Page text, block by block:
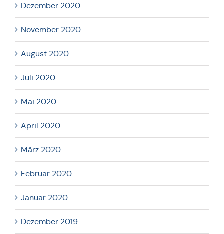
Dezember 2020
November 2020
August 2020
Juli 2020
Mai 2020
April 2020
März 2020
Februar 2020
Januar 2020
Dezember 2019